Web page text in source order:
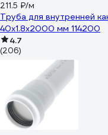
211.5 ₽/м
Труба для внутренней
40х1.8х2000 мм 114200
4.7
(206)